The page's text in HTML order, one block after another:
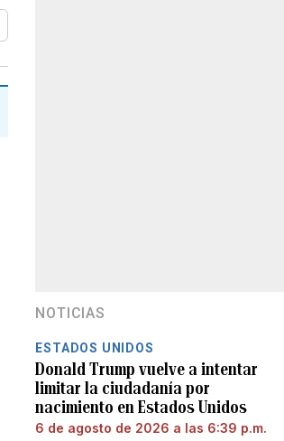
NOTICIAS
ESTADOS UNIDOS
Donald Trump vuelve a intentar
limitar la ciudadanía por
nacimiento en Estados Unidos
6 de agosto de 2026 a las 6:39 p.m.